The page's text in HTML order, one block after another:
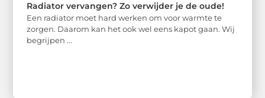
Radiator vervangen? Zo verwijder je de oude!
Een radiator moet hard werken om voor warmte te
zorgen. Daarom kan het ook wel eens kapot gaan. Wij
begrijpen ...